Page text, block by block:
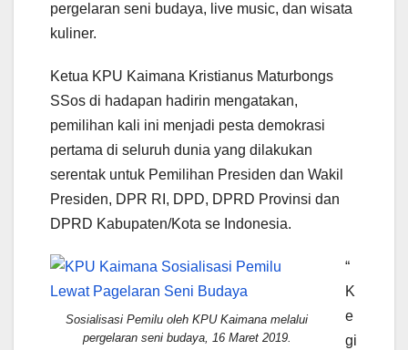
pergelaran seni budaya, live music, dan wisata
kuliner.
Ketua KPU Kaimana Kristianus Maturbongs
SSos di hadapan hadirin mengatakan,
pemilihan kali ini menjadi pesta demokrasi
pertama di seluruh dunia yang dilakukan
serentak untuk Pemilihan Presiden dan Wakil
Presiden, DPR RI, DPD, DPRD Provinsi dan
DPRD Kabupaten/Kota se Indonesia.
Sosialisasi Pemilu oleh KPU Kaimana melalui
pergelaran seni budaya, 16 Maret 2019.
“
K
e
gi